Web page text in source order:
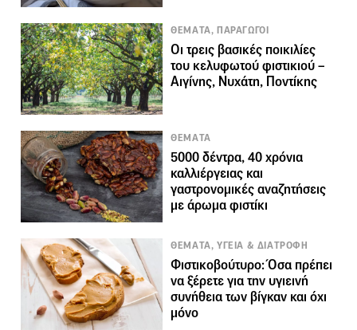
ΘΕΜΑΤΑ, ΠΑΡΑΓΩΓΟΙ
Οι τρεις βασικές ποικιλίες
του κελυφωτού φιστικιού –
Αιγίνης, Νυχάτη, Ποντίκης
ΘΕΜΑΤΑ
5000 δέντρα, 40 χρόνια
καλλιέργειας και
γαστρονομικές αναζητήσεις
με άρωμα φιστίκι
ΘΕΜΑΤΑ, ΥΓΕΙΑ & ΔΙΑΤΡΟΦΗ
Φιστικοβούτυρο: Όσα πρέπει
να ξέρετε για την υγιεινή
συνήθεια των βίγκαν και όχι
μόνο